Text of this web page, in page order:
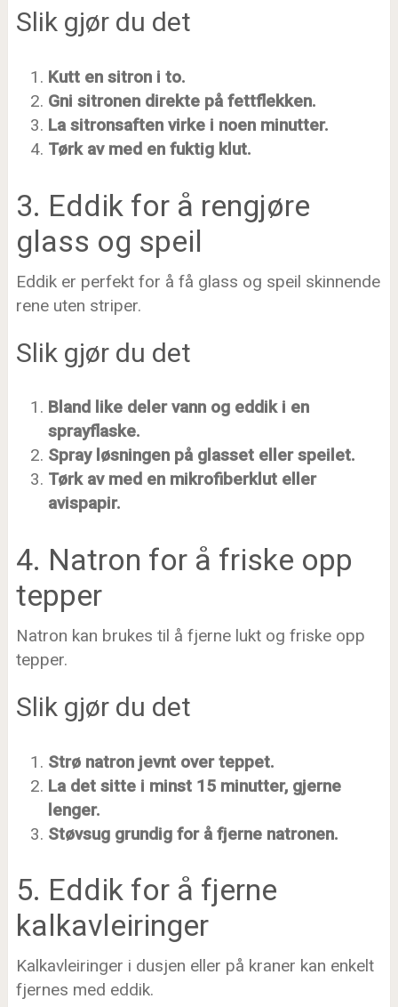
Slik gjør du det
Kutt en sitron i to.
Gni sitronen direkte på fettflekken.
La sitronsaften virke i noen minutter.
Tørk av med en fuktig klut.
3. Eddik for å rengjøre
glass og speil
Eddik er perfekt for å få glass og speil skinnende
rene uten striper.
Slik gjør du det
Bland like deler vann og eddik i en
sprayflaske.
Spray løsningen på glasset eller speilet.
Tørk av med en mikrofiberklut eller
avispapir.
4. Natron for å friske opp
tepper
Natron kan brukes til å fjerne lukt og friske opp
tepper.
Slik gjør du det
Strø natron jevnt over teppet.
La det sitte i minst 15 minutter, gjerne
lenger.
Støvsug grundig for å fjerne natronen.
5. Eddik for å fjerne
kalkavleiringer
Kalkavleiringer i dusjen eller på kraner kan enkelt
fjernes med eddik.